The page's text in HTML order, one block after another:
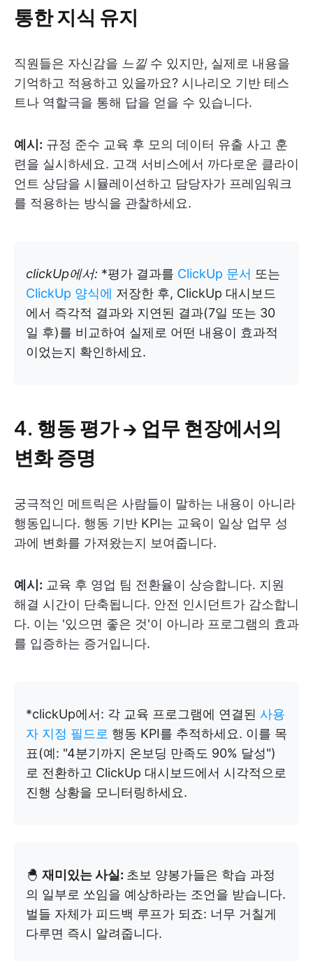
통한 지식 유지
직원들은 자신감을 느낄수 있지만, 실제로 내용을
기억하고 적용하고 있을까요? 시나리오 기반 테스
트나 역할극을 통해 답을 얻을 수 있습니다.
예시: 규정 준수 교육 후 모의 데이터 유출 사고 훈
련을 실시하세요. 고객 서비스에서 까다로운 클라이
언트 상담을 시뮬레이션하고 담당자가 프레임워크
를 적용하는 방식을 관찰하세요.
clickUp에서: *평가 결과를 ClickUp 문서 또는
ClickUp 양식에 저장한 후, ClickUp 대시보드
에서 즉각적 결과와 지연된 결과(7일 또는 30
일 후)를 비교하여 실제로 어떤 내용이 효과적
이었는지 확인하세요.
4. 행동 평가 → 업무 현장에서의
변화 증명
궁극적인 메트릭은 사람들이 말하는 내용이 아니라
행동입니다. 행동 기반 KPI는 교육이 일상 업무 성
과에 변화를 가져왔는지 보여줍니다.
예시: 교육 후 영업 팀 전환율이 상승합니다. 지원
해결 시간이 단축됩니다. 안전 인시던트가 감소합니
다. 이는 '있으면 좋은 것'이 아니라 프로그램의 효과
를 입증하는 증거입니다.
*clickUp에서: 각 교육 프로그램에 연결된 사용
자 지정 필드로 행동 KPI를 추적하세요. 이를 목
표(예: "4분기까지 온보딩 만족도 90% 달성")
로 전환하고 ClickUp 대시보드에서 시각적으로
진행 상황을 모니터링하세요.
🐣 재미있는 사실: 초보 양봉가들은 학습 과정
의 일부로 쏘임을 예상하라는 조언을 받습니다.
벌들 자체가 피드백 루프가 되죠: 너무 거칠게
다루면 즉시 알려줍니다.